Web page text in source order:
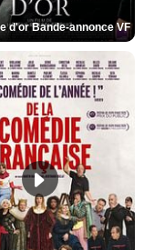
d'or Bande-annonce VF